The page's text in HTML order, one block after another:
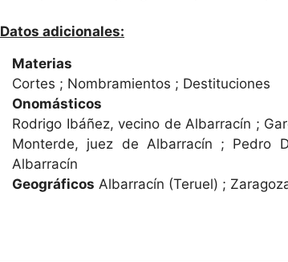
Datos adicionales:
Materias
Cortes ; Nombramientos ; Destituciones
Onomásticos
Rodrigo Ibáñez, vecino de Albarracín ;
Monterde, juez de Albarracín ; Pedro
Albarracín
Geográficos Albarracín (Teruel) ;